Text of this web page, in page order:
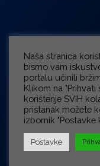
Naša stranica
bismo vam
portalu učinili
Klikom na "Prihvati
korištenje SVIH
pristanak možete
izbornik "Postavke
Postavke